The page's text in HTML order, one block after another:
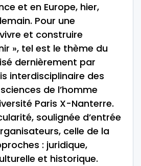
et en Europe, hier,
Pour une
et construire
», tel est le thème du
dernièrement par
interdisciplinaire des
de l’homme
Paris X-Nanterre.
soulignée d’entrée
celle de la
: juridique,
et historique.